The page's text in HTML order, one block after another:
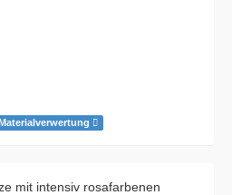
mit intensiv rosafarbenen